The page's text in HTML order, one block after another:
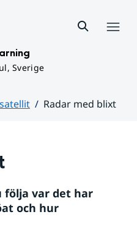
Sverige
Radar med blixt
följa var det har
och hur